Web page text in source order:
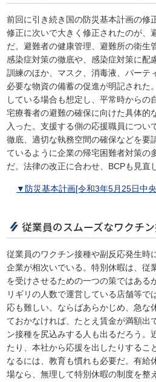
前回に引き続き国の防災基本計画の修
修正に次いで大きく修正されたのが、
だ。避難者の健康管理、避難所の衛生
感染症対策の徹底や、感染症対策に配
訓練のほか、マスク、消毒液、パーテ
必要な物資の備蓄の促進が明記された
している場合も想定し、平常時からの
宅療養者の避難の確保に向けた具体的
入った。支援する側の応援職員につい
徹底、適切な執務空間の確保などを要
ているように企業の帰宅困難者対策の
だ。法律の改正に合わせ、BCPも見直
▼防災基本計画[令和3年5月25日中
従業員のスムーズなワクチ
従業員のワクチン接種や副反応発生時
企業が相次いでいる。特別休暇は、従
を受けさせるための一つの策ではある
リギリの人数で運営している店舗等で
応も難しい。ならばあらかじめ、急な
ておかなければ、たとえ賃金が満額出
ン接種を尻込みする人も出るだろう。
たり、本社から応援を出したりするこ
なるには、教育も慣れも必要だ。有給
場なら、無理して特別休暇の制度を整